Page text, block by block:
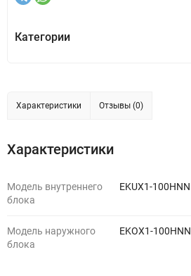
Категории
Характеристики Отзывы (0)
Характеристики
Модель внутреннего
блока
EKUX1-100HNN
Модель наружного
блока
EKOX1-100HNN